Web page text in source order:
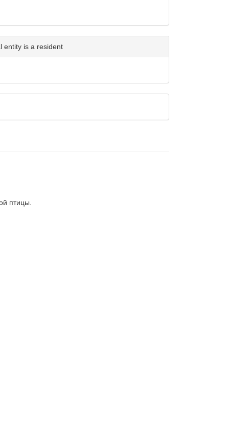
entity is a resident
птицы.